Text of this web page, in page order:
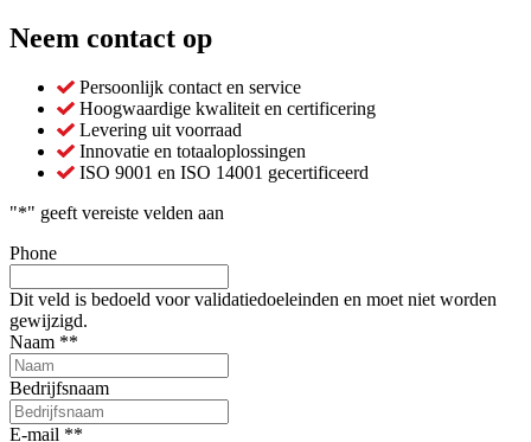
Neem contact op
Persoonlijk contact en service
Hoogwaardige kwaliteit en certificering
Levering uit voorraad
Innovatie en totaaloplossingen
ISO 9001 en ISO 14001 gecertificeerd
"*" geeft vereiste velden aan
Phone
Dit veld is bedoeld voor validatiedoeleinden en moet niet worden
gewijzigd.
Naam **
Bedrijfsnaam
E-mail **